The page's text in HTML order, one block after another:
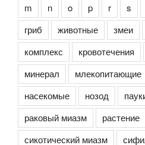
m
n o p r s
гриб
животные змеи
комплекс
кровотечения
минерал
млекопитающие
насекомые
нозод
раковый миазм
растение
сикотический миазм